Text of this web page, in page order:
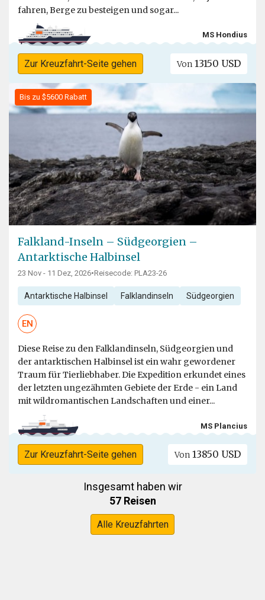
fahren, Berge zu besteigen und sogar...
MS Hondius
Zur Kreuzfahrt-Seite gehen Von 13150 USD
Bis zu $5600 Rabatt
Falkland-Inseln – Südgeorgien –
Antarktische Halbinsel
23 Nov - 11 Dez, 2026•Reisecode: PLA23-26
Antarktische Halbinsel Falklandinseln Südgeorgien
EN
Diese Reise zu den Falklandinseln, Südgeorgien und
der antarktischen Halbinsel ist ein wahr gewordener
Traum für Tierliebhaber. Die Expedition erkundet eines
der letzten ungezähmten Gebiete der Erde - ein Land
mit wildromantischen Landschaften und einer...
MS Plancius
Zur Kreuzfahrt-Seite gehen Von 13850 USD
Insgesamt haben wir
57 Reisen
Alle Kreuzfahrten